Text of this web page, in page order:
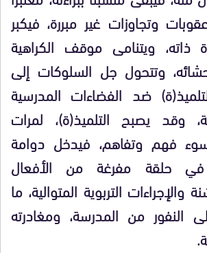
وتجاوزات غير مبررة، فيكبر
ذاته، ويتنامى موقف الكراهية
وتتحول جل السلوكات إلى
ضد الفضاءات المدرسية
وقد يصبح التلميذ(ة)، لمرات
فهم وتفاهم، فيدخل دوامة
في حلقة مفرغة من الأفعال
التربوية المتوالية، ما
من المدرسة، ومغادرته